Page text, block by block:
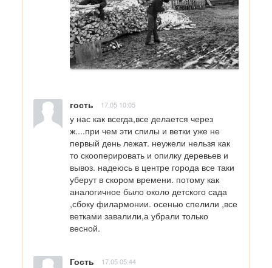
гость 17.05 10:05
у нас как всегда,все делается через
ж....при чем эти спилы и ветки уже не
первый день лежат. неужели нельзя как
то скооперировать и опилку деревьев и
вывоз. надеюсь в центре города все таки
уберут в скором времени. потому как
аналогичное было около детского сада
,сбоку филармонии. осенью спелили ,все
ветками завалили,а убрали только
весной.
Гость 17.05 05:44